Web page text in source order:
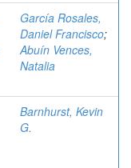
García Rosales,
Daniel Francisco;
Abuín Vences,
Natalia
Barnhurst, Kevin
G.